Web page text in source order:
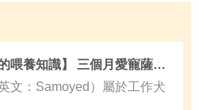
【薩摩犬的喂養知識】 三個月愛寵薩摩吃什麼狗糧對腸胃好
文：Samoyed）屬於工作犬